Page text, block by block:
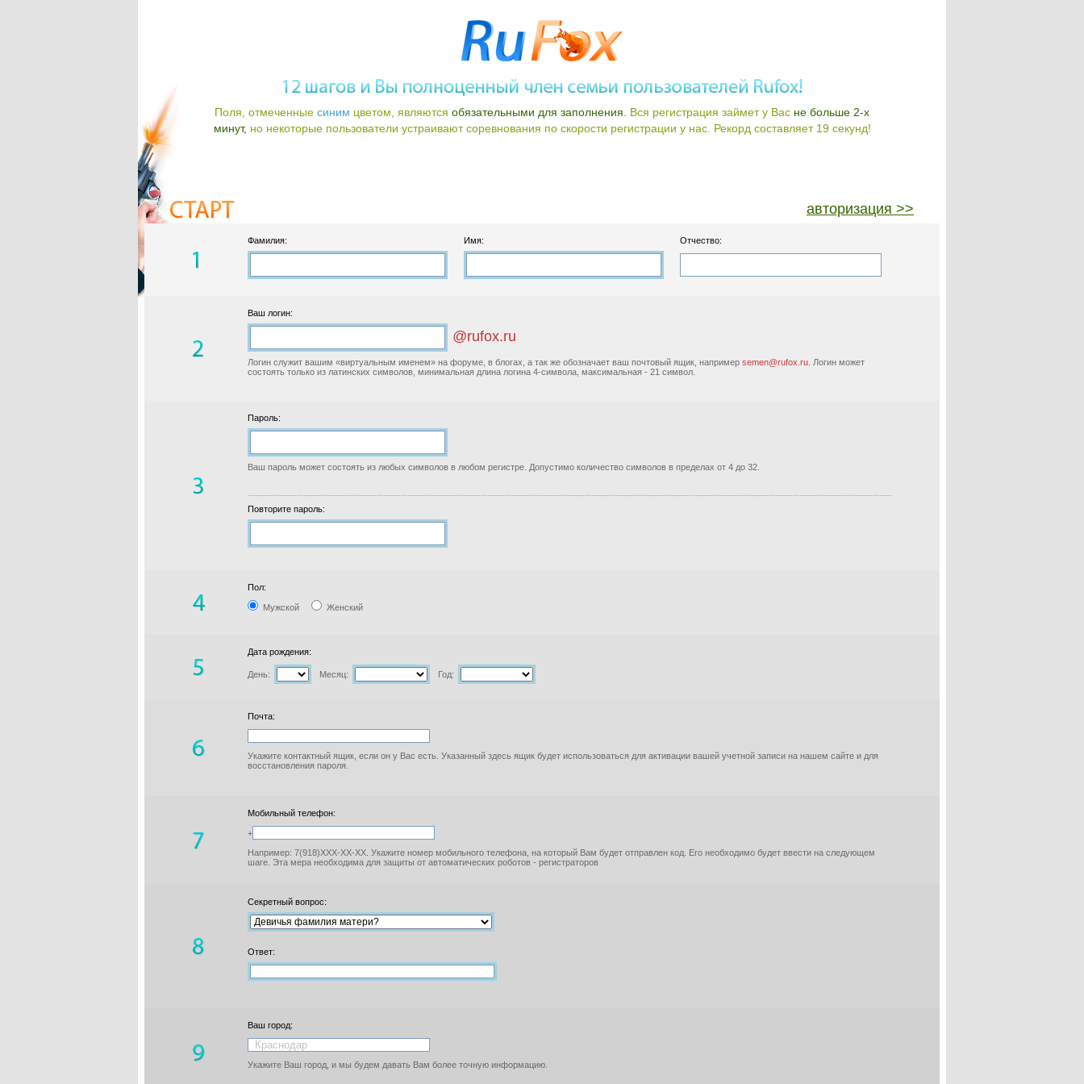
Поля, отмеченные синим цветом, являются обязательными для заполнения. Вся регистрация займет у Вас не больше 2-х
минут, но некоторые пользователи устраивают соревнования по скорости регистрации у нас. Рекорд составляет 19 секунд!
авторизация >>
Фамилия: Имя: Отчество:
Ваш логин:
@rufox.ru
Логин служит вашим «виртуальным именем» на форуме, в блогах, а так же обозначает ваш почтовый ящик, например semen@rufox.ru. Логин может
состоять только из латинских символов, минимальная длина логина 4-символа, максимальная - 21 символ.
Пароль:
Ваш пароль может состоять из любых символов в любом регистре. Допустимо количество символов в пределах от 4 до 32.
Повторите пароль:
Пол:
Мужской Женский
Дата рождения:
День: Месяц: Год:
Почта:
Укажите контактный ящик, если он у Вас есть. Указанный здесь ящик будет использоваться для активации вашей учетной записи на нашем сайте и для
восстановления пароля.
Мобильный телефон:
+
Например: 7(918)XXX-XX-XX. Укажите номер мобильного телефона, на который Вам будет отправлен код. Его необходимо будет ввести на следующем
шаге. Эта мера необходима для защиты от автоматических роботов - регистраторов
Секретный вопрос:
Ответ:
Ваш город:
Укажите Ваш город, и мы будем давать Вам более точную информацию.